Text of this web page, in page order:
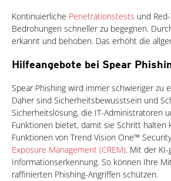
Kontinuierliche Penetrationstests und
Bedrohungen schneller zu begegnen.
erkannt und behoben. Das erhöht die
Hilfeangebote bei Spear
Spear Phishing wird immer schwieriger zu
Daher sind Sicherheitsbewusstsein und
Sicherheitslösung, die IT-Administratoren
Funktionen bietet, damit sie Schritt halten
Funktionen von Trend Vision One™
Exposure Management (CREM). Mit der
Informationserkennung. So können Ihre
raffinierten Phishing-Angriffen schützen.